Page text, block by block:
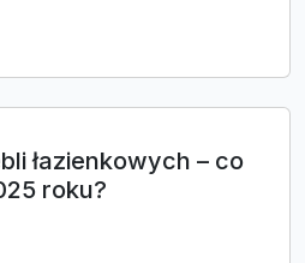
łazienkowych – co
roku?